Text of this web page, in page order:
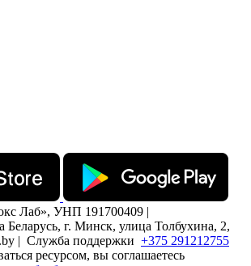
Лаб», УНП 191700409 |
Беларусь, г. Минск, улица Толбухина, 2,
| Служба поддержки +375 291212755
ресурсом, вы соглашаетесь